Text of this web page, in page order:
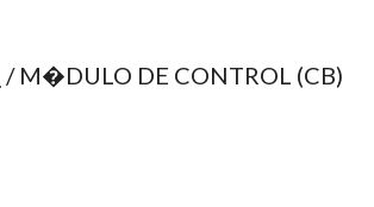
/ M�DULO DE CONTROL (CB)